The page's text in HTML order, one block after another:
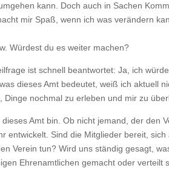
kann. Doch auch in Sachen
mir Spaß, wenn ich was verändern
Würdest du es weiter machen?
ist schnell beantwortet: Ja, ich
dieses Amt bedeutet, weiß ich aktuell
nochmal zu erleben und mir zu
Amt bin. Ob nicht jemand, der den
entwickelt. Sind die Mitglieder bereit,
Verein tun? Wird uns ständig gesagt,
Ehrenamtlichen gemacht oder verteilt